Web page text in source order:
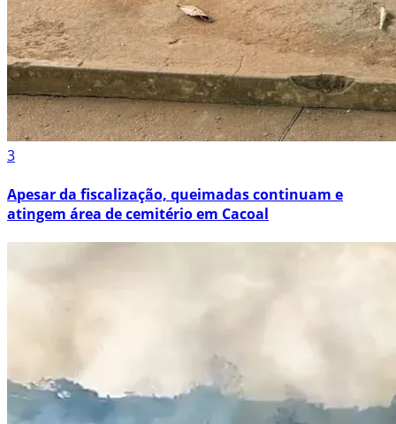
3
Apesar da fiscalização, queimadas continuam e
atingem área de cemitério em Cacoal